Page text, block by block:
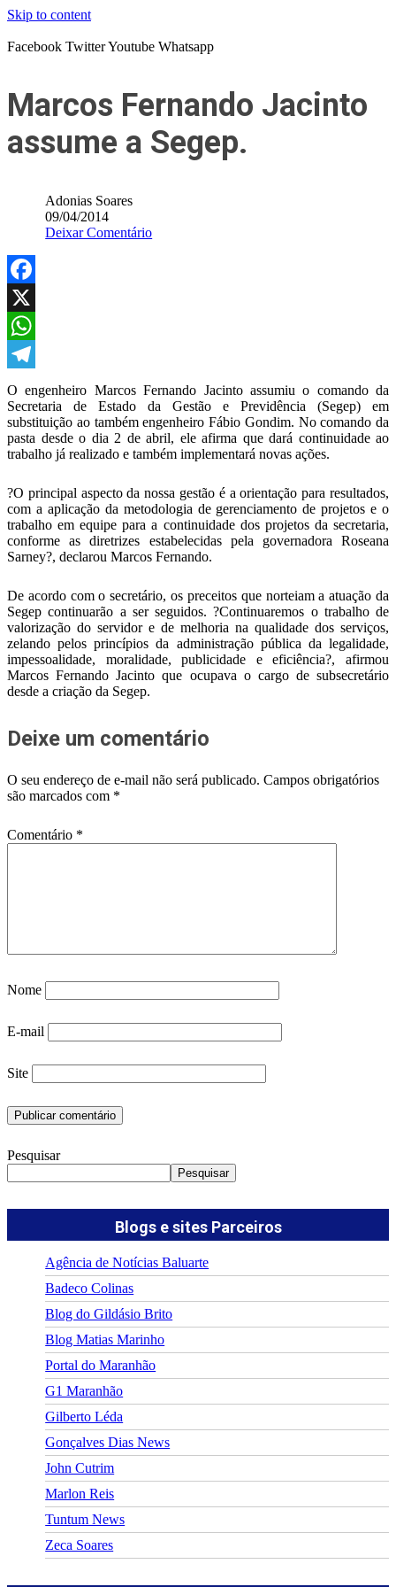
Skip to content
Facebook TwitterYoutube Whatsapp
Marcos Fernando Jacinto
assume a Segep.
Adonias Soares
09/04/2014
Deixar Comentário
Facebook
X
WhatsApp
Telegram
O engenheiro Marcos Fernando Jacinto assumiu o comando da
Secretaria de Estado da Gestão e Previdência (Segep) em
substituição ao também engenheiro Fábio Gondim. No comando da
pasta desde o dia 2 de abril, ele afirma que dará continuidade ao
trabalho já realizado e também implementará novas ações.
?O principal aspecto da nossa gestão é a orientação para resultados,
com a aplicação da metodologia de gerenciamento de projetos e o
trabalho em equipe para a continuidade dos projetos da secretaria,
conforme as diretrizes estabelecidas pela governadora Roseana
Sarney?, declarou Marcos Fernando.
De acordo com o secretário, os preceitos que norteiam a atuação da
Segep continuarão a ser seguidos. ?Continuaremos o trabalho de
valorização do servidor e de melhoria na qualidade dos serviços,
zelando pelos princípios da administração pública da legalidade,
impessoalidade, moralidade, publicidade e eficiência?, afirmou
Marcos Fernando Jacinto que ocupava o cargo de subsecretário
desde a criação da Segep.
Deixe um comentário
O seu endereço de e-mail não será publicado. Campos obrigatórios
são marcados com *
Comentário *
Nome
E-mail
Site
Pesquisar
Pesquisar
Blogs e sites Parceiros
Agência de Notícias Baluarte
Badeco Colinas
Blog do Gildásio Brito
Blog Matias Marinho
Portal do Maranhão
G1 Maranhão
Gilberto Léda
Gonçalves Dias News
John Cutrim
Marlon Reis
Tuntum News
Zeca Soares